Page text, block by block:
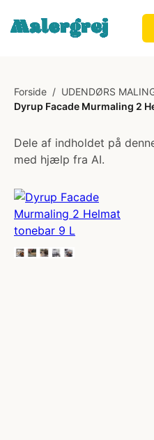
Forside / UDENDØRS
Dyrup Facade Murmaling 2
Dele af indholdet på
med hjælp fra AI.